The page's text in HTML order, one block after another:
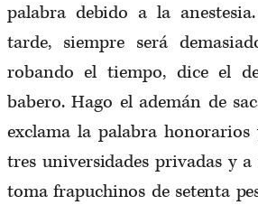
palabra debido a la
tarde, siempre será
robando el tiempo, dice el
babero. Hago el ademán de
exclama la palabra
tres universidades privadas y a
toma frapuchinos de setenta